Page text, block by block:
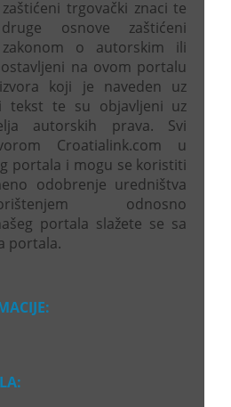
trgovački znaci te
osnove zaštićeni
zakonom o autorskim ili
na ovom portalu
koji je naveden uz
tekst te su objavljeni uz
autorskih prava. Svi
Croatialink.com u
portala i mogu se koristiti
odobrenje uredništva
odnosno
portala slažete se sa
portala.